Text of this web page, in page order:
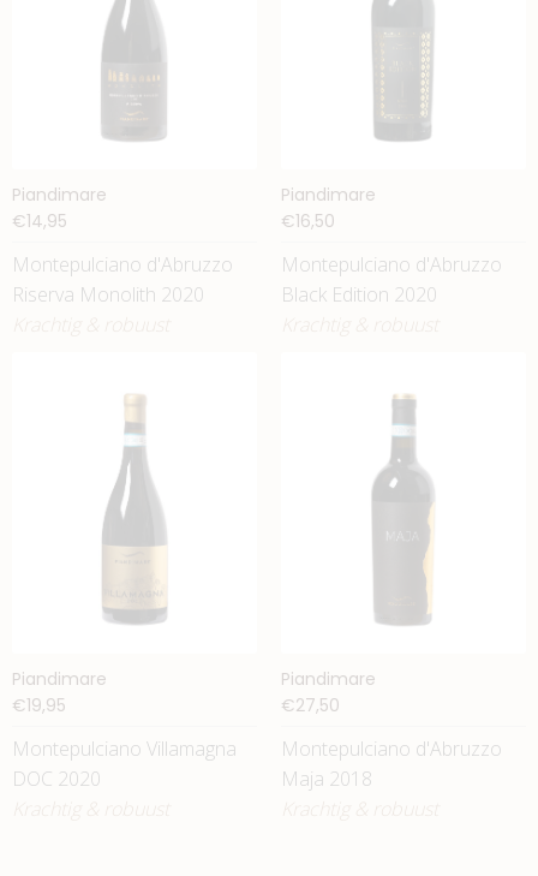
Piandimare
€14,95
Montepulciano d'Abruzzo
Riserva Monolith 2020
Krachtig & robuust
Piandimare
€16,50
Montepulciano d'Abruzzo
Black Edition 2020
Krachtig & robuust
Piandimare
€19,95
Montepulciano Villamagna
DOC 2020
Krachtig & robuust
Piandimare
€27,50
Montepulciano d'Abruzzo
Maja 2018
Krachtig & robuust